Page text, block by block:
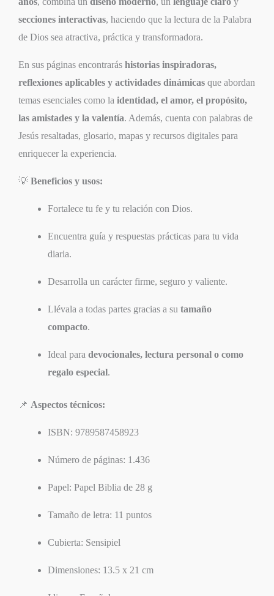
secciones interactivas, haciendo que la lectura de la Palabra
de Dios sea atractiva, práctica y transformadora.
En sus páginas encontrarás historias inspiradoras,
reflexiones aplicables y actividades dinámicas que abordan
temas esenciales como la identidad, el amor, el propósito,
las amistades y la valentía. Además, cuenta con palabras de
Jesús resaltadas, glosario, mapas y recursos digitales para
enriquecer la experiencia.
💡 Beneficios y usos:
Fortalece tu fe y tu relación con Dios.
Encuentra guía y respuestas prácticas para tu vida
diaria.
Desarrolla un carácter firme, seguro y valiente.
Llévala a todas partes gracias a su tamaño
compacto.
Ideal para devocionales, lectura personal o como
regalo especial.
📌 Aspectos técnicos:
ISBN: 9789587458923
Número de páginas: 1.436
Papel: Papel Biblia de 28 g
Tamaño de letra: 11 puntos
Cubierta: Sensipiel
Dimensiones: 13.5 x 21 cm